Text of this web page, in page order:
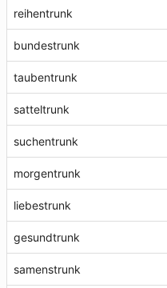
reihentrunk
bundestrunk
taubentrunk
satteltrunk
suchentrunk
morgentrunk
liebestrunk
gesundtrunk
samenstrunk